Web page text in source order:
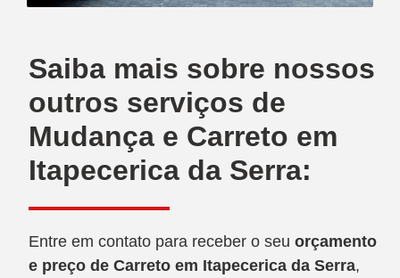
Saiba mais sobre nossos
outros serviços de
Mudança e Carreto em
Itapecerica da Serra:
Entre em contato para receber o seu orçamento
e preço de Carreto em Itapecerica da Serra,